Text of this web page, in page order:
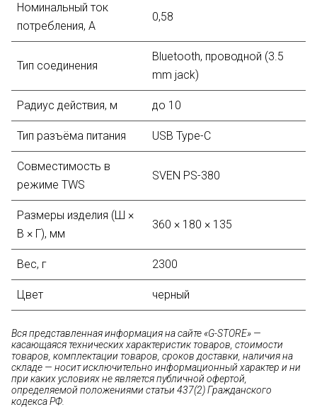
Номинальный ток
потребления, А
0,58
Тип соединения
Bluetooth, проводной (3.5
mm jack)
Радиус действия, м до 10
Тип разъёма питания USB Type-C
Совместимость в
режиме TWS
SVEN PS-380
Размеры изделия (Ш ×
В × Г), мм
360 × 180 × 135
Вес, г 2300
Цвет черный
Вся представленная информация на сайте «G-STORE» —
касающаяся технических характеристик товаров, стоимости
товаров, комплектации товаров, сроков доставки, наличия на
складе — носит исключительно информационный характер и ни
при каких условиях не является публичной офертой,
определяемой положениями статьи 437(2) Гражданского
кодекса РФ.